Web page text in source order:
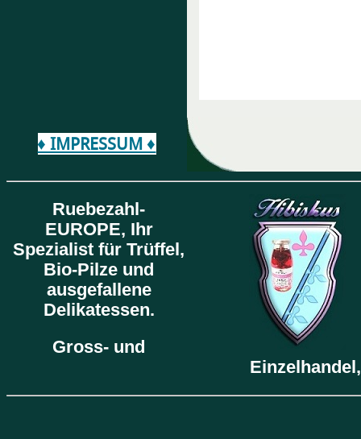
♦ IMPRESSUM ♦
Ruebezahl-
EUROPE, Ihr
Spezialist für Trüffel,
Bio-Pilze und
ausgefallene
Delikatessen.
Gross- und